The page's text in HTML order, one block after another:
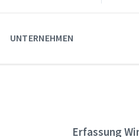
UNTERNEHMEN
Erfassung